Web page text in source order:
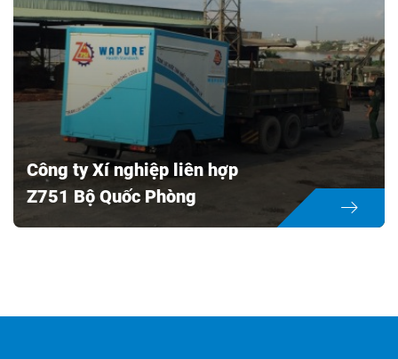
Xí Nghiệp Tăng Thiết Giáp
Location:
Khu Công Nghiệp Long Bình
Construction time:
2016
Công ty Xí nghiệp liên hợp Z751
Object:Xử lí nước
Công ty Xí nghiệp liên hợp
Z751 Bộ Quốc Phòng